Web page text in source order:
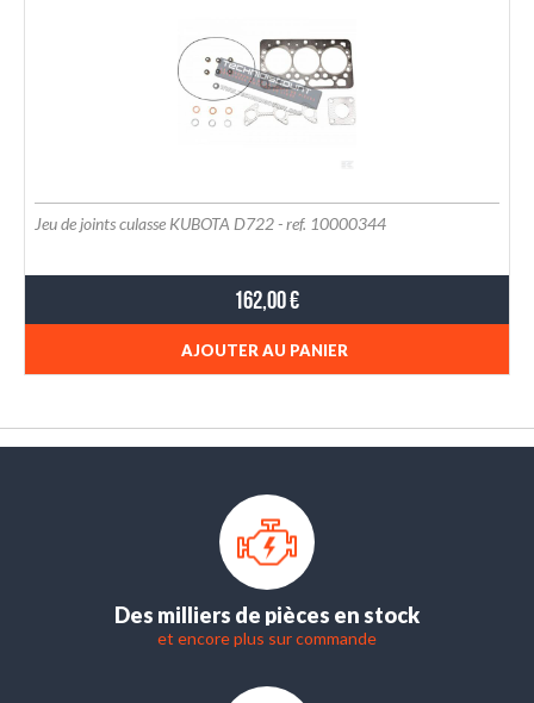
Jeu de joints culasse KUBOTA D722 - ref. 10000344
162,00 €
AJOUTER AU PANIER
Des milliers de pièces en stock
et encore plus sur commande